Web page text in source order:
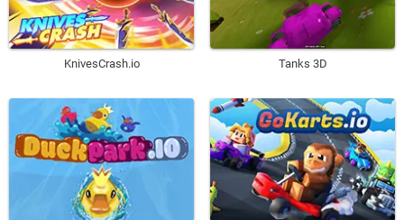
KnivesCrash.io Tanks 3D